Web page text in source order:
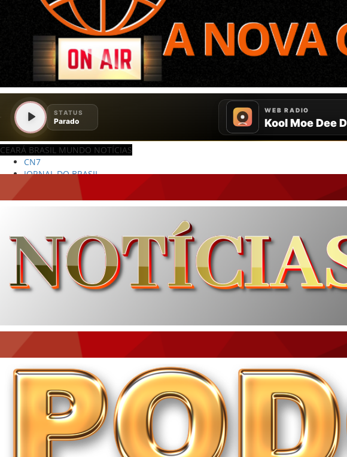
CEARÁ BRASIL MUNDO NOTÍCIAS
JORNAL DO BRASIL
CNN BRASIL
CBN GLOBO
RÁDIO AGÊNCIA
NOTÍCIAS AO MINUTO
BLOGS & COLUNAS
DIÁRIO DO NORDESTE - ÚLTIMA HORA
PODCAST - PONTO DE VISTA
BRASIL DE FATO - ÚLTIMAS NOTÍCIAS
NOTÍCIAS DESTAQUE DO DIA
BRASIL NOTÍCIAS
BRASIL MUNDO AO VIVO
O MUNDO É NOTÍCIA